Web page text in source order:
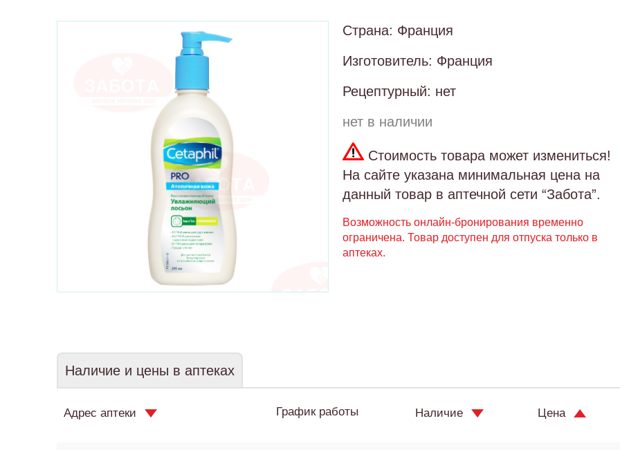
Страна: Франция
Изготовитель: Франция
Рецептурный: нет
нет в наличии
Стоимость товара может измениться!
На сайте указана минимальная цена на
данный товар в аптечной сети “Забота”.
Возможность онлайн-бронирования временно
ограничена. Товар доступен для отпуска только в
аптеках.
Наличие и цены в аптеках
Адрес аптеки График работы Наличие Цена